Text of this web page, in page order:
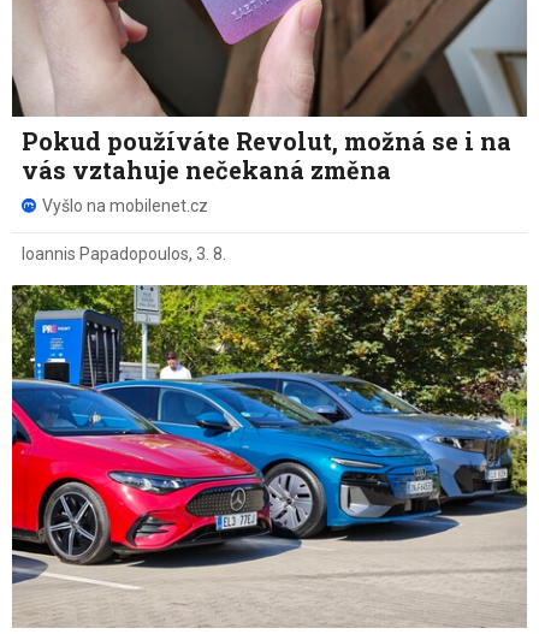
Pokud používáte Revolut, možná se i na
vás vztahuje nečekaná změna
Vyšlo na mobilenet.cz
Ioannis Papadopoulos, 3. 8.